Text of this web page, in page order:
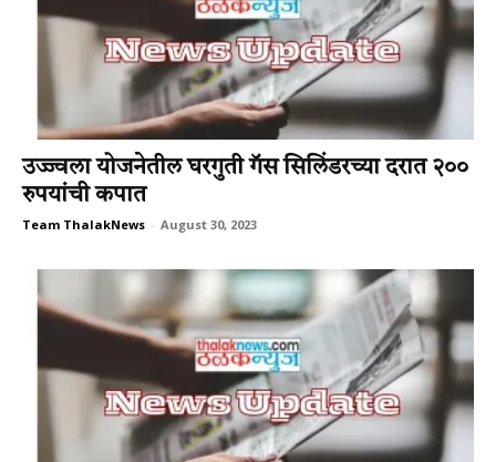
उज्ज्वला योजनेतील घरगुती गॅस सिलिंडरच्या दरात २००
रुपयांची कपात
Team ThalakNews - August 30, 2023